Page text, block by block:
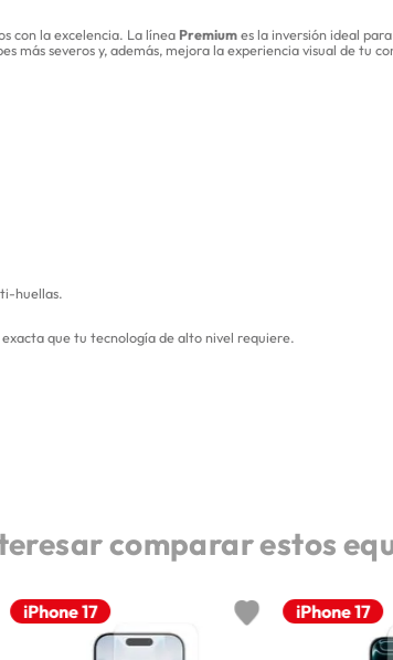
con la excelencia. La línea Premiumes la inversión ideal
más severos y, además, mejora la experiencia visual de tu
huellas.
que tu tecnología de alto nivel requiere.
comparar estos
iPhone 17 iPhone 17